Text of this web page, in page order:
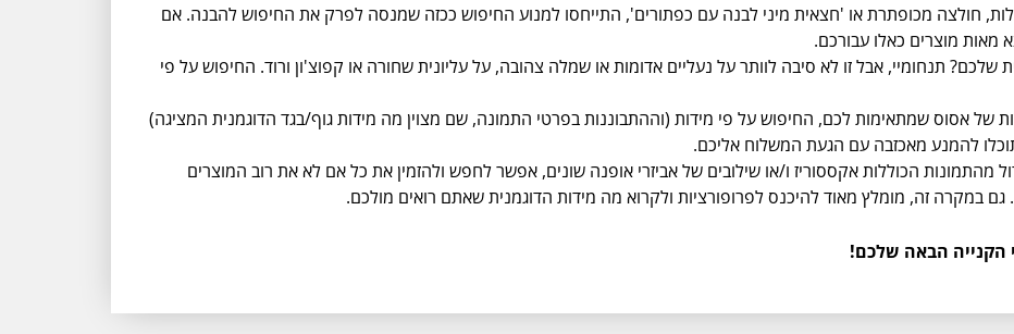
חולצה מכופתרת או 'חצאית מיני לבנה עם כפתורים', התייחסו למנוע החיפוש ככזה שמנסה לפרק את החיפוש להבנה. אם
מוצרים כאלו עבורכם.
שלכם? תנחומיי, אבל זו לא סיבה לוותר על נעליים אדומות או שמלה צהובה, על עליונית שחורה או קפוצ'ון ורוד. החיפוש על פי
אסוס שמתאימות לכם, החיפוש על פי מידות (וההתבוננות בפרטי התמונה, שם מצוין מה מידות גוף/בגד הדוגמנית המציגה)
להמנע מאכזבה עם הגעת המשלוח אליכם.
מהתמונות הכוללות אקססוריז ו/או שילובים של אביזרי אופנה שונים, אפשר לחפש ולהזמין את כל אם לא את רוב המוצרים
במקרה זה, מומלץ מאוד להיכנס לפרופורציות ולקרוא מה מידות הדוגמנית שאתם רואים מולכם.
הקנייה הבאה שלכם!